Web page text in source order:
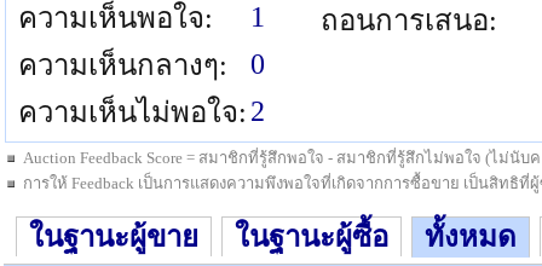
ความเห็นพอใจ:
1
ความเห็นกลางๆ:
0
ความเห็นไม่พอใจ: 2
ถอนการเสนอ:
Auction Feedback Score = สมาชิกที่รู้สึกพอใจ - สมาชิกที่รู้สึกไม่พอใจ (ไม่นั
การให้ Feedback เป็นการแสดงความพึงพอใจที่เกิดจากการซื้อขาย เป็นสิทธิ
ในฐานะผู้ขาย ในฐานะผู้ซื้อ
ทั้งหมด